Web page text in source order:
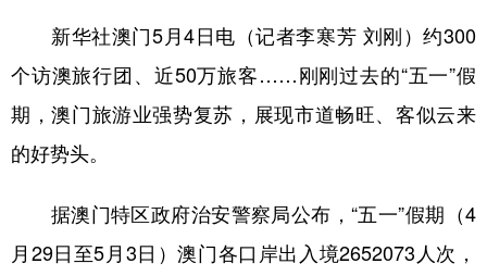
台湾 思客智库 全球连线 教育
科技 科创 量子 体育
文化 书画 健康 军事
访谈
法律 中央文件 金融 汽车
食品 人居 信息化 数字经济
新华社澳门5月4日电（记者李寒芳 刘刚）约300
个访澳旅行团、近50万旅客……刚刚过去的“五一”假
期，澳门旅游业强势复苏，展现市道畅旺、客似云来
的好势头。
据澳门特区政府治安警察局公布，“五一”假期（4
月29日至5月3日）澳门各口岸出入境2652073人次，